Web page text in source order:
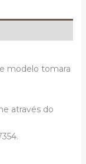
modelo tomara
através do